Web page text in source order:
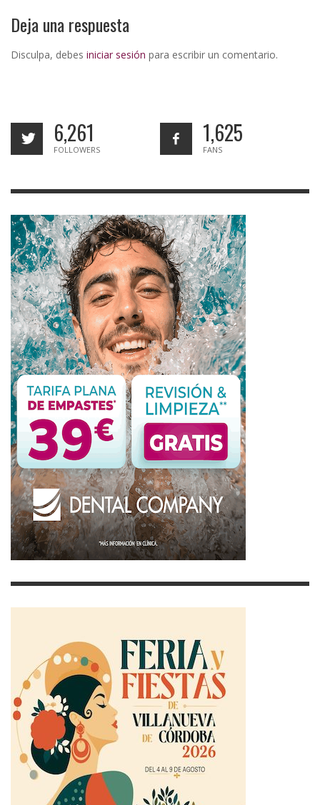
Deja una respuesta
Disculpa, debes iniciar sesión para escribir un comentario.
6,261
FOLLOWERS
1,625
FANS